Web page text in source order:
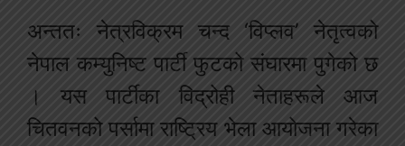
अन्ततः नेत्रविक्रम चन्द ‘विप्लव’ नेतृत्वको
नेपाल कम्युनिष्ट पार्टी फुटको संघारमा पुगेको छ
। यस पार्टीका विद्रोही नेताहरूले आज
चितवनको पर्सामा राष्ट्रिय भेला आयोजना गरेका